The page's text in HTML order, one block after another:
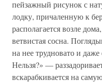
пейзажный рисунок с
лодку, причаленную к
располагается возле
ветвистая сосна.
на нее трудновато и
Нельзя?» —
вскарабкивается на